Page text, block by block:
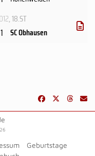
, 18.ST
SC Obhausen
Geburtstage